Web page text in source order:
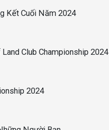
Kết Cuối Năm 2024
Club Championship 2024
2024